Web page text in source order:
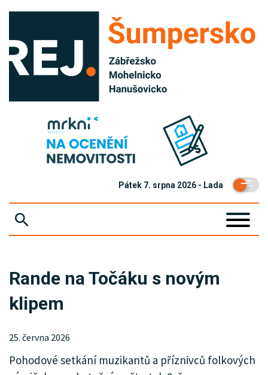
Pátek 7. srpna 2026 - Lada
KRIMI
SPORT
KULTURA
SPOLEČNOST
Rande na Točáku s novým
klipem
25. června 2026
Pohodové setkání muzikantů a příznivců folkových